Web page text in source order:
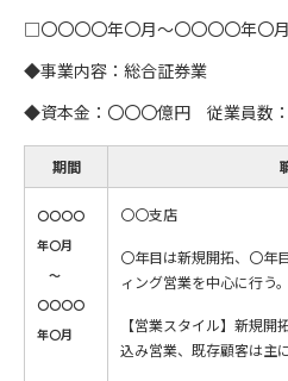
□〇〇〇〇年〇月～〇〇〇〇年〇
◆事業内容：総合証券業
◆資本金：〇〇〇億円 従業員数
期間
〇〇〇〇
年〇月
～
〇〇〇〇
年〇月
〇〇支店
〇年目は新規開拓、〇年
ィング営業を中心に行う。
【営業スタイル】新規
込み営業、既存顧客は主